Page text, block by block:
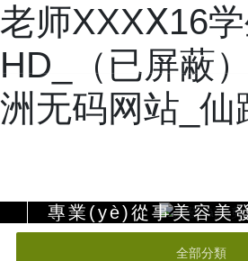
老师XXXⅩ16
HD_（已屏蔽
洲无码网站_仙
專業(yè)從事美容美
列
全部分類